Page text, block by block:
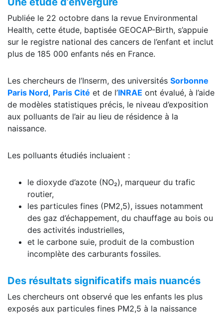
Publiée le 22 octobre dans la revue Environmental
Health, cette étude, baptisée GEOCAP-Birth, s’appuie
sur le registre national des cancers de l’enfant et inclut
plus de 185 000 enfants nés en France.
Les chercheurs de l’Inserm, des universités Sorbonne
Paris Nord, Paris Cité et de l’INRAE ont évalué, à l’aide
de modèles statistiques précis, le niveau d’exposition
aux polluants de l’air au lieu de résidence à la
naissance.
Les polluants étudiés incluaient :
le dioxyde d’azote (NO₂), marqueur du trafic
routier,
les particules fines (PM2,5), issues notamment
des gaz d’échappement, du chauffage au bois ou
des activités industrielles,
et le carbone suie, produit de la combustion
incomplète des carburants fossiles.
Des résultats significatifs mais nuancés
Les chercheurs ont observé que les enfants les plus
exposés aux particules fines PM2,5 à la naissance